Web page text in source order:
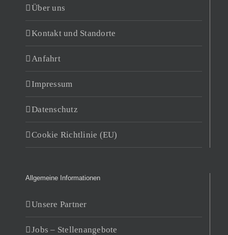
Über uns
Kontakt und Standorte
Anfahrt
Impressum
Datenschutz
Cookie Richtlinie (EU)
Allgemeine Informationen
Unsere Partner
Jobs – Stellenangebote